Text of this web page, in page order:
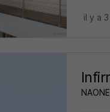
il y a